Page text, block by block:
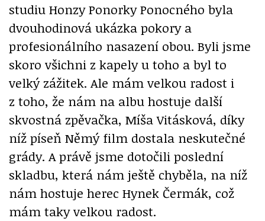
studiu Honzy Ponorky Ponocného byla
dvouhodinová ukázka pokory a
profesionálního nasazení obou. Byli jsme
skoro všichni z kapely u toho a byl to
velký zážitek. Ale mám velkou radost i
z toho, že nám na albu hostuje další
skvostná zpěvačka, Míša Vitásková, díky
níž píseň Němý film dostala neskutečné
grády. A právě jsme dotočili poslední
skladbu, která nám ještě chyběla, na níž
nám hostuje herec Hynek Čermák, což
mám taky velkou radost.